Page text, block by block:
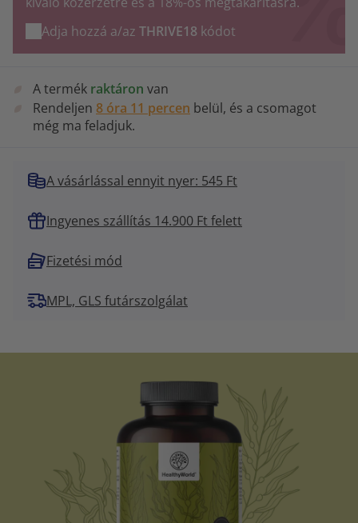
Adja hozzá a/az THRIVE18 kódot
A termék raktáron van
Rendeljen 8 óra 11 percen belül, és a csomagot
még ma feladjuk.
A vásárlással ennyit nyer: 545 Ft
Ingyenes szállítás 14.900 Ft felett
Fizetési mód
MPL, GLS futárszolgálat